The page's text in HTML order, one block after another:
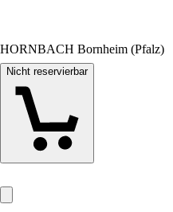
HORNBACH Bornheim (Pfalz)
Nicht reservierbar